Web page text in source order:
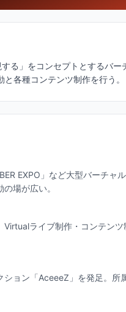
る」をコンセプトとするバー
各種コンテンツ制作を行う。
EXPO」など大型バーチャ
場が広い。
ライブ制作・コンテンツ
ション「AceeeZ」を発足。所